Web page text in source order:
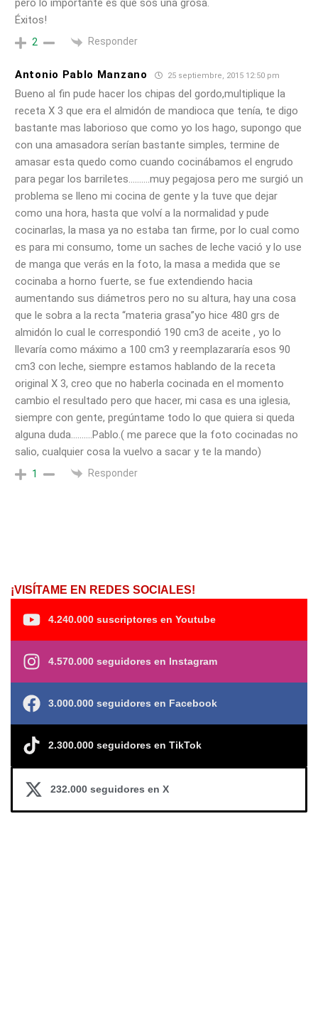
pero lo importante es que sos una grosa.
Éxitos!
2 Responder
Antonio Pablo Manzano 25 septiembre, 2015 12:50 pm
Bueno al fin pude hacer los chipas del gordo,multiplique la
receta X 3 que era el almidón de mandioca que tenía, te digo
bastante mas laborioso que como yo los hago, supongo que
con una amasadora serían bastante simples, termine de
amasar esta quedo como cuando cocinábamos el engrudo
para pegar los barriletes……….muy pegajosa pero me surgió un
problema se lleno mi cocina de gente y la tuve que dejar
como una hora, hasta que volví a la normalidad y pude
cocinarlas, la masa ya no estaba tan firme, por lo cual como
es para mi consumo, tome un saches de leche vació y lo use
de manga que verás en la foto, la masa a medida que se
cocinaba a horno fuerte, se fue extendiendo hacia
aumentando sus diámetros pero no su altura, hay una cosa
que le sobra a la recta “materia grasa”yo hice 480 grs de
almidón lo cual le correspondió 190 cm3 de aceite , yo lo
llevaría como máximo a 100 cm3 y reemplazararía esos 90
cm3 con leche, siempre estamos hablando de la receta
original X 3, creo que no haberla cocinada en el momento
cambio el resultado pero que hacer, mi casa es una iglesia,
siempre con gente, pregúntame todo lo que quiera si queda
alguna duda……….Pablo.( me parece que la foto cocinadas no
salio, cualquier cosa la vuelvo a sacar y te la mando)
1 Responder
¡VISÍTAME EN REDES SOCIALES!
4.240.000 suscriptores en Youtube
4.570.000 seguidores en Instagram
3.000.000 seguidores en Facebook
2.300.000 seguidores en TikTok
232.000 seguidores en X